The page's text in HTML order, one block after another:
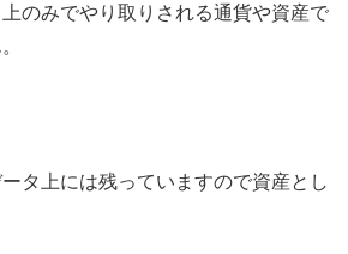
のみでやり取りされる通貨や資産で
タ上には残っていますので資産とし